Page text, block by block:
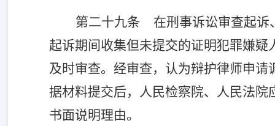
第二十九条
在刑事诉讼审查起
起诉期间收集但未提交的证明犯罪嫌
及时审查。经审查，认为辩护律师申
据材料提交后，人民检察院、人民法
书面说明理由。